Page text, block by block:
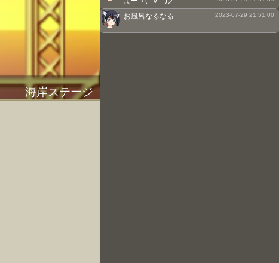
海岸ステージ
お風呂なるなる 2023-07-29 21:51:00